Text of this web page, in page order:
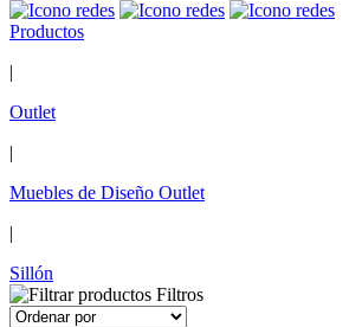
Productos
|
Outlet
|
Muebles de Diseño Outlet
|
Sillón
Filtros